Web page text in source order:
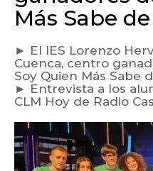
Soy Quien Más Sabe
​► Entrevista a los
CLM Hoy de Radio